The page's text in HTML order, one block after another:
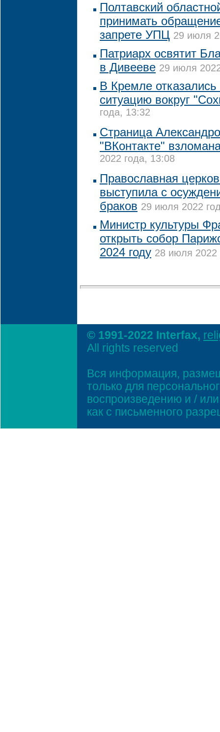
Полтавский
принимать
запрете УПЦ 29 июля
Патриарх освятит
в Дивееве 29 июля
В Кремле
ситуацию вокруг
года, 13:32
Страница
"ВКонтакте"
2022 года, 13:08
Православная
выступила с
браков 29 июля 2022
Министр культуры
открыть собор
2024 году 28 июля 2022
© 1991-2022 Interfax,
All rights reserved
Вся информация,
только для
воспроизведению и /
как с письменного